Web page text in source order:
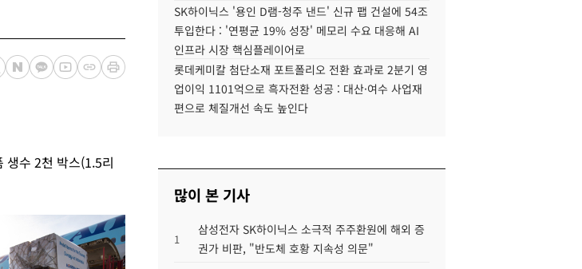
생수 2천 박스(1.5리
SK하이닉스 '용인 D램-청주 낸드' 신규 팹 건설에 54조
투입한다 : '연평균 19% 성장' 메모리 수요 대응해 AI
인프라 시장 핵심플레이어로
롯데케미칼 첨단소재 포트폴리오 전환 효과로 2분기 영
업이익 1101억으로 흑자전환 성공 : 대산·여수 사업재
편으로 체질개선 속도 높인다
많이 본 기사
1
삼성전자 SK하이닉스 소극적 주주환원에 해외 증
권가 비판, "반도체 호황 지속성 의문"